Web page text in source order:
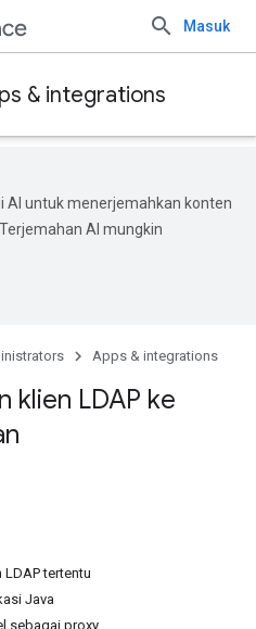
Masuk
& integrations
AI untuk menerjemahkan konten
AI mungkin
Apps & integrations
klien LDAP ke
tertentu
Java
sebagai proxy